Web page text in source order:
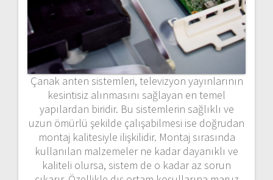
Çanak anten sistemleri, televizyon yayınlarının
kesintisiz alınmasını sağlayan en temel
yapılardan biridir. Bu sistemlerin sağlıklı ve
uzun ömürlü şekilde çalışabilmesi ise doğrudan
montaj kalitesiyle ilişkilidir. Montaj sırasında
kullanılan malzemeler ne kadardayanıklı ve
kaliteli olursa, sistem de o kadaraz sorun